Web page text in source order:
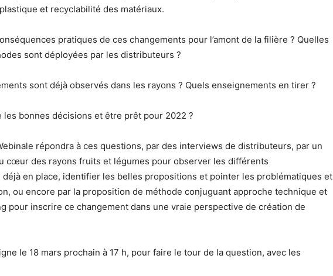
et recyclabilité des matériaux.
pratiques de ces changements pour l’amont de la filière ? Quelles
sont déployées par les distributeurs ?
sont déjà observés dans les rayons ? Quels enseignements en tirer ?
les bonnes décisions et être prêt pour 2022 ?
répondra à ces questions, par des interviews de distributeurs, par un
cœur des rayons fruits et légumes pour observer les différents
en place, identifier les belles propositions et pointer les problématiques et
ou encore par la proposition de méthode conjuguant approche technique et
pour inscrire ce changement dans une vraie perspective de création de
le 18 mars prochain à 17 h, pour faire le tour de la question, avec les